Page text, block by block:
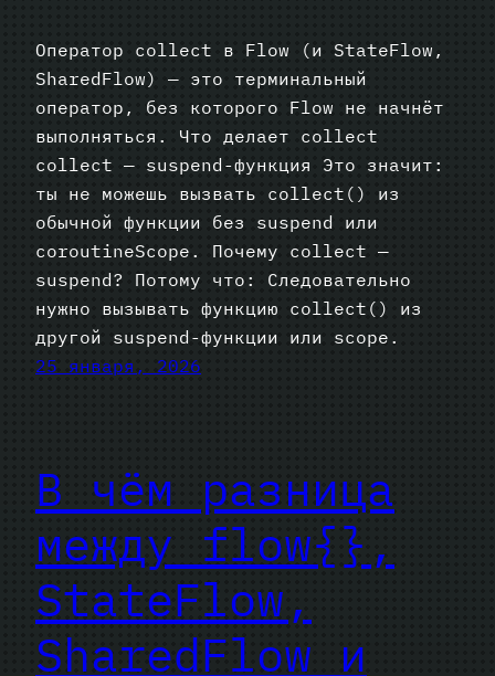
Оператор collect в Flow (и StateFlow,
SharedFlow) — это терминальный
оператор, без которого Flow не начнёт
выполняться. Что делает collect
collect — suspend-функция Это значит:
ты не можешь вызвать collect() из
обычной функции без suspend или
coroutineScope. Почему collect —
suspend? Потому что: Следовательно
нужно вызывать функцию collect() из
другой suspend-функции или scope.
25 января, 2026
В чём разница
между flow{},
StateFlow,
SharedFlow и